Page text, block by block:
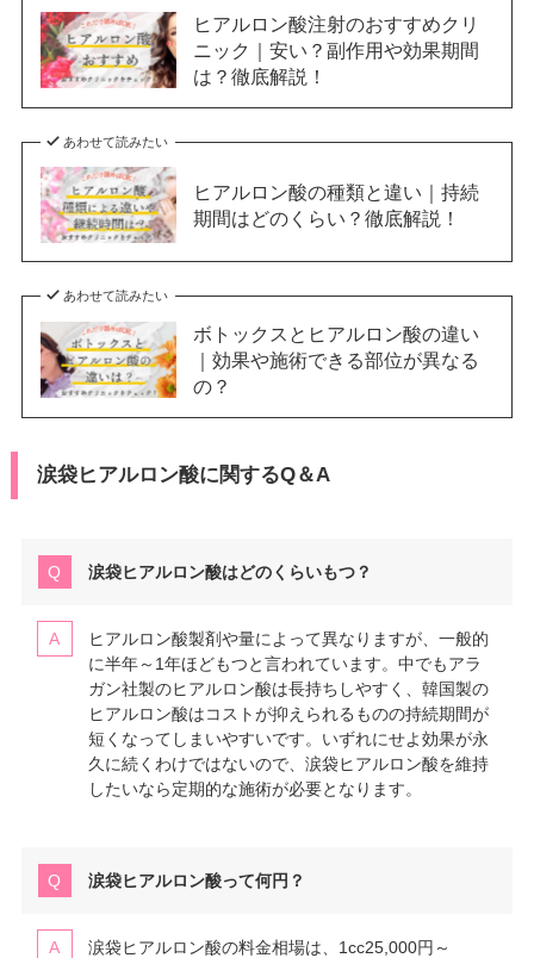
ヒアルロン酸注射のおすすめクリ
ニック｜安い？副作用や効果期間
は？徹底解説！
あわせて読みたい
ヒアルロン酸の種類と違い｜持続
期間はどのくらい？徹底解説！
あわせて読みたい
ボトックスとヒアルロン酸の違い
｜効果や施術できる部位が異なる
の？
涙袋ヒアルロン酸に関するQ＆A
涙袋ヒアルロン酸はどのくらいもつ？
ヒアルロン酸製剤や量によって異なりますが、一般的
に半年～1年ほどもつと言われています。中でもアラ
ガン社製のヒアルロン酸は長持ちしやすく、韓国製の
ヒアルロン酸はコストが抑えられるものの持続期間が
短くなってしまいやすいです。いずれにせよ効果が永
久に続くわけではないので、涙袋ヒアルロン酸を維持
したいなら定期的な施術が必要となります。
涙袋ヒアルロン酸って何円？
涙袋ヒアルロン酸の料金相場は、1cc25,000円～